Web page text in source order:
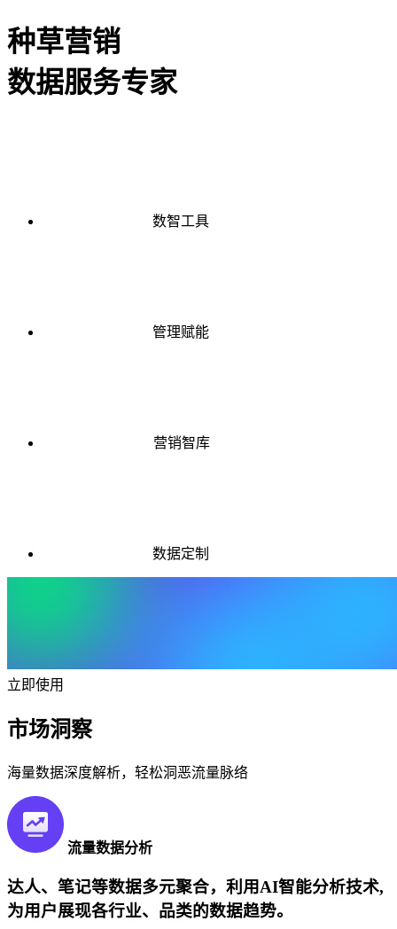
种草营销
数据服务专家
数智工具
管理赋能
营销智库
数据定制
立即使用
市场洞察
海量数据深度解析，轻松洞恶流量脉络
流量数据分析
达人、笔记等数据多元聚合，利用AI智能分析技术,
为用户展现各行业、品类的数据趋势。